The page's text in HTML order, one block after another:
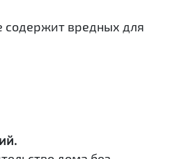
содержит вредных для